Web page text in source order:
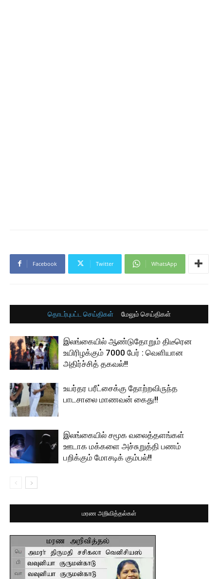
Facebook Twitter WhatsApp
தொடர்புபட்ட செய்திகள் மேலும் செய்திகள்
இலங்கையில் ஆண்டுதோறும் திடீரென
உயிரிழக்கும் 7000 பேர் : வெளியான
அதிர்ச்சித் தகவல்!!
உயர்தர பரீட்சைக்கு தோற்றவிருந்த
பாடசாலை மாணவன் கைது!!
இலங்கையில் சமூக வலைத்தளங்கள்
ஊடாக மக்களை அச்சுறுத்தி பணம்
பறிக்கும் மோசடிக் கும்பல்!!
மரண அறிவித்தல்கள்